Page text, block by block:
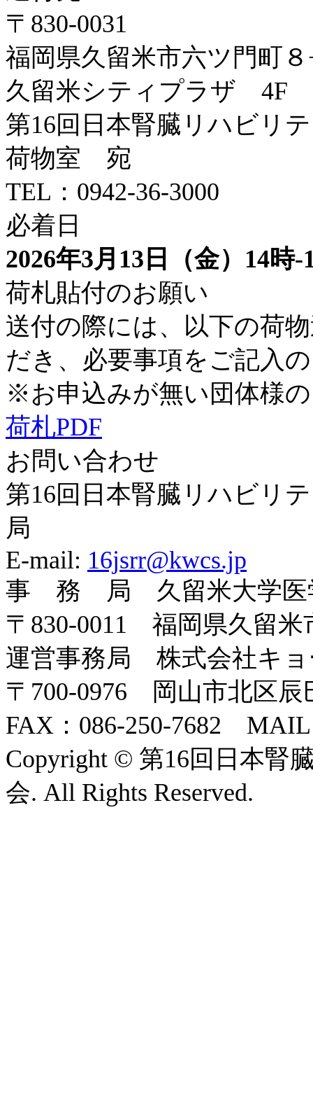
〒830-0031
福岡県久留米市六ツ門町
久留米シティプラザ 4F
第16回日本腎臓リハビリ
荷物室 宛
TEL：0942-36-3000
必着日
2026年3月13日（金）14時-
荷札貼付のお願い
送付の際には、以下の荷
だき、必要事項をご記入
※お申込みが無い団体様
荷札PDF
お問い合わせ
第16回日本腎臓リハビリ
局
E-mail: 16jsrr@kwcs.jp
事 務 局 久留米大学医
〒830-0011 福岡県久留米
運営事務局 株式会社キョ
〒700-0976 岡山市北区
FAX：086-250-7682
Copyright © 第16回日本腎
会. All Rights Reserved.